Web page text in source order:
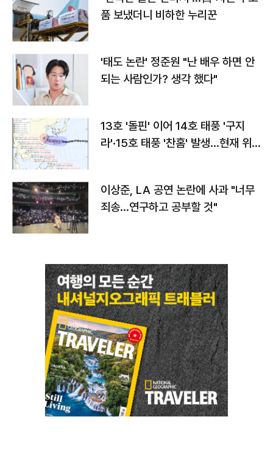
품 보냈더니 비하한 누리꾼
'태도 논란' 정준원 "난 배우 하면 안
되는 사람인가? 생각 했다"
13호 '돌핀' 이어 14호 태풍 '구지
라'·15호 태풍 '찬홈' 발생…현재 위
이상준, LA 공연 논란에 사과 "너무
죄송…연구하고 공부할 것"